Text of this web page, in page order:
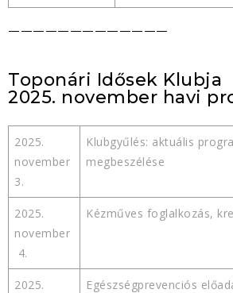
—————————————
Toponári Idősek Klubja
2025. november havi
2025.
november
3.
Klubgyűlés: aktuális
megbeszélése
2025.
november
4.
Kézműves foglalkozás,
2025.
Egészségprevenciós